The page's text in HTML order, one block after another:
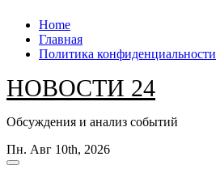
Перейти
содержанию
Home
Главная
Политика конфиденциальности
НОВОСТИ 24
Обсуждения и анализ событий
Пн. Авг 10th, 2026